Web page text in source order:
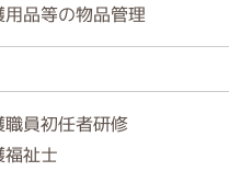
用品等の物品管理
職員初任者研修
福祉士